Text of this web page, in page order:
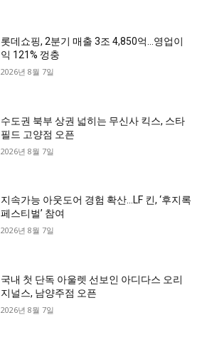
롯데쇼핑, 2분기 매출 3조 4,850억…영업이
익 121% 껑충
2026년 8월 7일
수도권 북부 상권 넓히는 무신사 킥스, 스타
필드 고양점 오픈
2026년 8월 7일
지속가능 아웃도어 경험 확산…LF 킨, ‘후지록
페스티벌’ 참여
2026년 8월 7일
국내 첫 단독 아울렛 선보인 아디다스 오리
지널스, 남양주점 오픈
2026년 8월 7일